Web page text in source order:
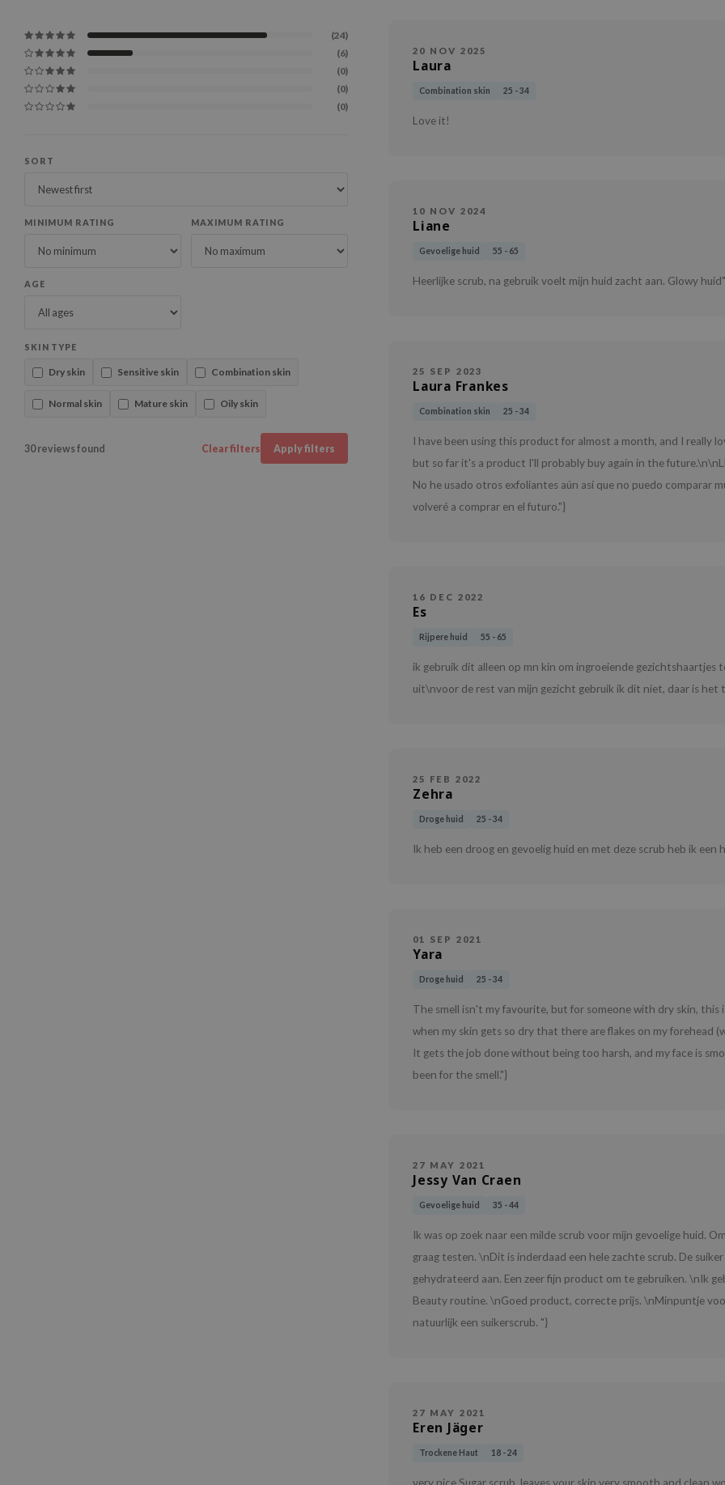
(24)
(6)
(0)
(0)
(0)
SORT
MINIMUM RATING MAXIMUM RATING
AGE
SKIN TYPE
Dry skin Sensitive skin Combination skin
Normal skin Mature skin Oily skin
30 reviews found Clear filters Apply filters
20 NOV 2025
Laura
Combination skin 25 - 34
Love it!
10 NOV 2024
Liane
Gevoelige huid 55 - 65
Heerlijke scrub, na gebruik voelt mijn huid zacht aan. Glowy
25 SEP 2023
Laura Frankes
Combination skin 25 - 34
I have been using this product for almost a month, and I really
but so far it's a product I'll probably buy again in the
No he usado otros exfoliantes aún así que no puedo comparar
volveré a comprar en el futuro."}
16 DEC 2022
Es
Rijpere huid 55 - 65
ik gebruik dit alleen op mn kin om ingroeiende
uit\nvoor de rest van mijn gezicht gebruik ik dit niet, daar is het
25 FEB 2022
Zehra
Droge huid 25 - 34
Ik heb een droog en gevoelig huid en met deze scrub heb ik
01 SEP 2021
Yara
Droge huid 25 - 34
The smell isn't my favourite, but for someone with dry skin,
when my skin gets so dry that there are flakes on my forehead
It gets the job done without being too harsh, and my face is
been for the smell."}
27 MAY 2021
Jessy Van Craen
Gevoelige huid 35 - 44
Ik was op zoek naar een milde scrub voor mijn gevoelige huid.
graag testen. \nDit is inderdaad een hele zachte scrub. De
gehydrateerd aan. Een zeer fijn product om te gebruiken. \nIk
Beauty routine. \nGoed product, correcte prijs. \nMinpuntje
natuurlijk een suikerscrub. "}
27 MAY 2021
Eren Jäger
Trockene Haut 18 - 24